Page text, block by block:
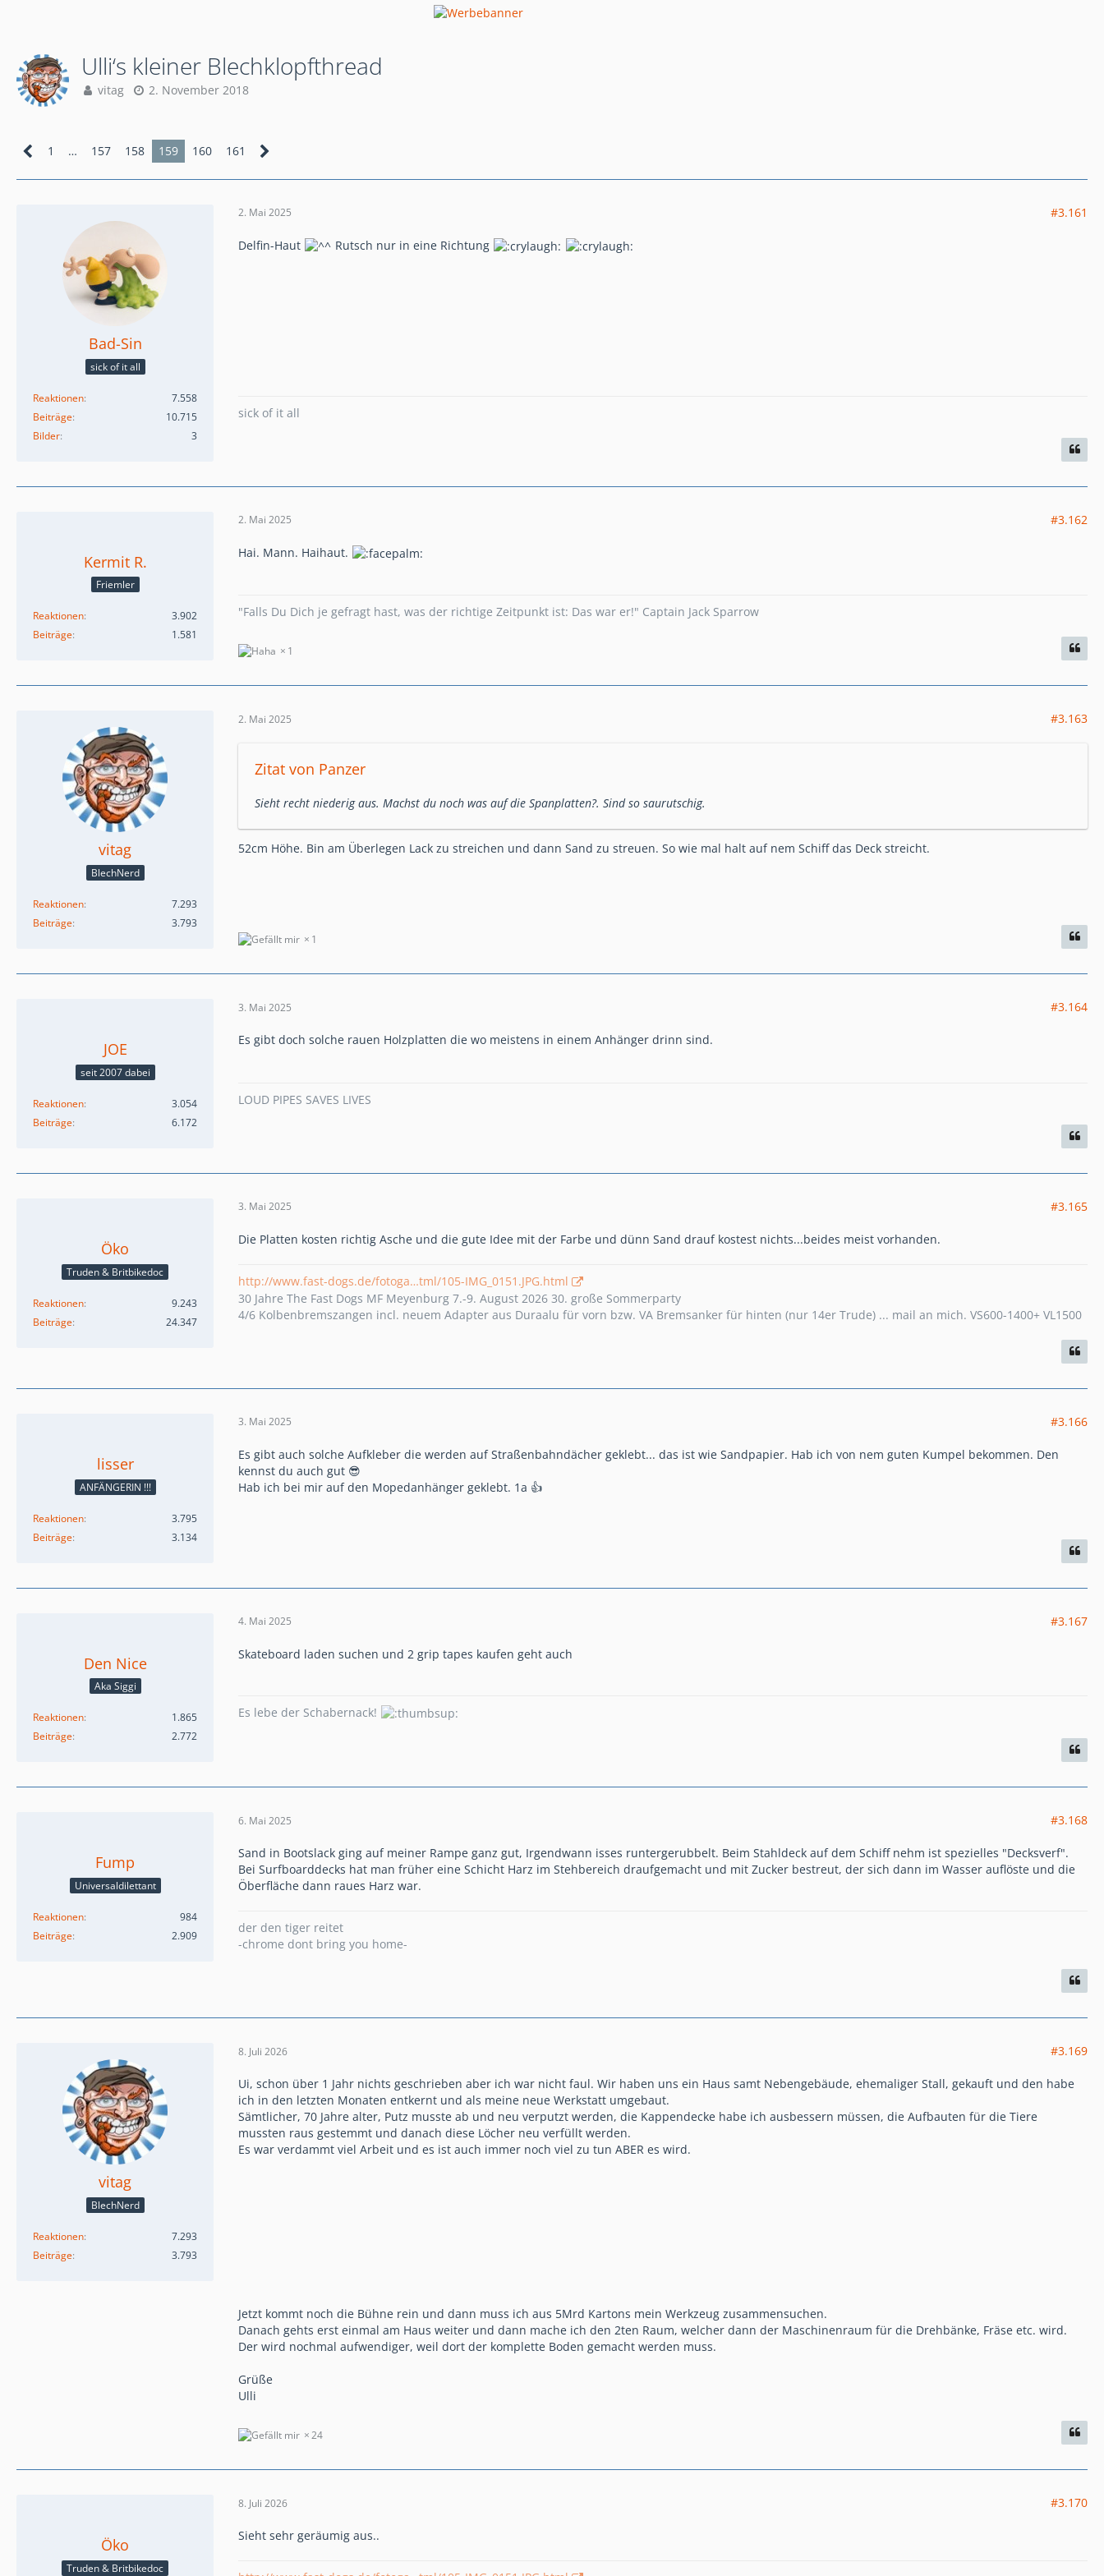
Ulli‘s kleiner Blechklopfthread
vitag 2. November 2018
1 … 157 158 159 160 161
Bad-Sin
sick of it all
Reaktionen
7.558
Beiträge
10.715
Bilder
3
2. Mai 2025 #3.161
Delfin-Haut Rutsch nur in eine Richtung
sick of it all
Kermit R.
Friemler
Reaktionen
3.902
Beiträge
1.581
2. Mai 2025 #3.162
Hai. Mann. Haihaut.
"Falls Du Dich je gefragt hast, was der richtige Zeitpunkt ist: Das war er!" Captain Jack Sparrow
1
vitag
BlechNerd
Reaktionen
7.293
Beiträge
3.793
2. Mai 2025 #3.163
Zitat von Panzer
Sieht recht niederig aus. Machst du noch was auf die Spanplatten?. Sind so saurutschig.
52cm Höhe. Bin am Überlegen Lack zu streichen und dann Sand zu streuen. So wie mal halt auf nem Schiff das Deck streicht.
1
JOE
seit 2007 dabei
Reaktionen
3.054
Beiträge
6.172
3. Mai 2025 #3.164
Es gibt doch solche rauen Holzplatten die wo meistens in einem Anhänger drinn sind.
LOUD PIPES SAVES LIVES
Öko
Truden & Britbikedoc
Reaktionen
9.243
Beiträge
24.347
3. Mai 2025 #3.165
Die Platten kosten richtig Asche und die gute Idee mit der Farbe und dünn Sand drauf kostest nichts...beides meist vorhanden.
http://www.fast-dogs.de/fotoga…tml/105-IMG_0151.JPG.html
30 Jahre The Fast Dogs MF Meyenburg 7.-9. August 2026 30. große Sommerparty
4/6 Kolbenbremszangen incl. neuem Adapter aus Duraalu für vorn bzw. VA Bremsanker für hinten (nur 14er Trude) ... mail an mich. VS600-1400+ VL1500
lisser
ANFÄNGERIN !!!
Reaktionen
3.795
Beiträge
3.134
3. Mai 2025 #3.166
Es gibt auch solche Aufkleber die werden auf Straßenbahndächer geklebt... das ist wie Sandpapier. Hab ich von nem guten Kumpel bekommen. Den
kennst du auch gut 😎
Hab ich bei mir auf den Mopedanhänger geklebt. 1a 👍
Den Nice
Aka Siggi
Reaktionen
1.865
Beiträge
2.772
4. Mai 2025 #3.167
Skateboard laden suchen und 2 grip tapes kaufen geht auch
Es lebe der Schabernack!
Fump
Universaldilettant
Reaktionen
984
Beiträge
2.909
6. Mai 2025 #3.168
Sand in Bootslack ging auf meiner Rampe ganz gut, Irgendwann isses runtergerubbelt. Beim Stahldeck auf dem Schiff nehm ist spezielles "Decksverf".
Bei Surfboarddecks hat man früher eine Schicht Harz im Stehbereich draufgemacht und mit Zucker bestreut, der sich dann im Wasser auflöste und die
Öberfläche dann raues Harz war.
der den tiger reitet
-chrome dont bring you home-
vitag
BlechNerd
Reaktionen
7.293
Beiträge
3.793
8. Juli 2026 #3.169
Ui, schon über 1 Jahr nichts geschrieben aber ich war nicht faul. Wir haben uns ein Haus samt Nebengebäude, ehemaliger Stall, gekauft und den habe
ich in den letzten Monaten entkernt und als meine neue Werkstatt umgebaut.
Sämtlicher, 70 Jahre alter, Putz musste ab und neu verputzt werden, die Kappendecke habe ich ausbessern müssen, die Aufbauten für die Tiere
mussten raus gestemmt und danach diese Löcher neu verfüllt werden.
Es war verdammt viel Arbeit und es ist auch immer noch viel zu tun ABER es wird.
Jetzt kommt noch die Bühne rein und dann muss ich aus 5Mrd Kartons mein Werkzeug zusammensuchen.
Danach gehts erst einmal am Haus weiter und dann mache ich den 2ten Raum, welcher dann der Maschinenraum für die Drehbänke, Fräse etc. wird.
Der wird nochmal aufwendiger, weil dort der komplette Boden gemacht werden muss.
Grüße
Ulli
24
Öko
Truden & Britbikedoc
8. Juli 2026 #3.170
Sieht sehr geräumig aus..